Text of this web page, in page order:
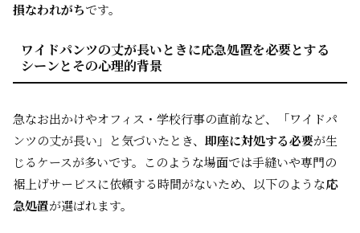
損なわれがちです。
ワイドパンツの丈が長いときに応急処置を必要とする
シーンとその心理的背景
急なお出かけやオフィス・学校行事の直前など、「ワイドパ
ンツの丈が長い」と気づいたとき、 即座に対処する必要が生
じるケースが多いです。このような場面では手縫いや専門の
裾上げサービスに依頼する時間がないため、以下のような応
急処置が選ばれます。